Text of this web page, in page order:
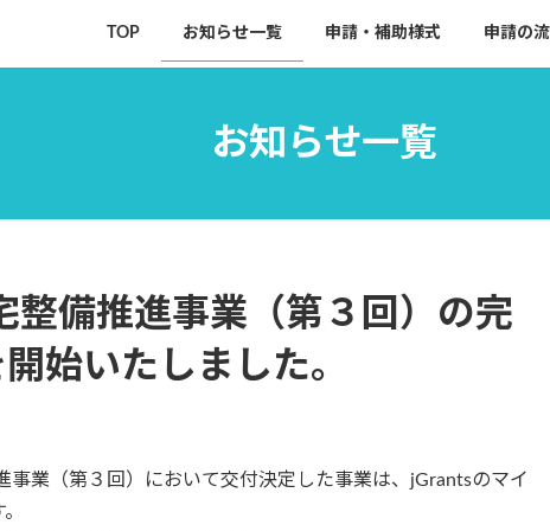
TOP お知らせ一覧 申請・補助様式 申請の
お知らせ一覧
整備推進事業（第３回）の完
始いたしました。
事業（第３回）において交付決定した事業は、jGrantsのマイ